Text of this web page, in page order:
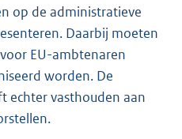
op de administratieve
Daarbij moeten
EU-ambtenaren
worden. De
echter vasthouden aan